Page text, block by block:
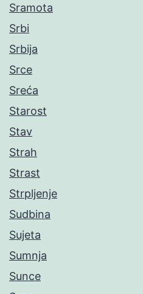
Sramota
Srbi
Srbija
Srce
Sreća
Starost
Stav
Strah
Strast
Strpljenje
Sudbina
Sujeta
Sumnja
Sunce